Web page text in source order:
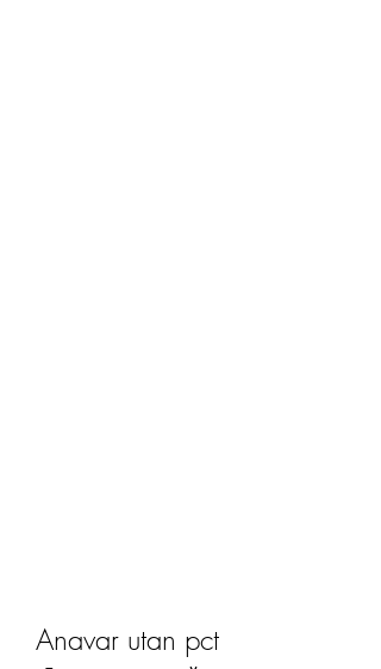
Anavar utan pct